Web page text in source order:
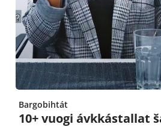
Bargobihtát
10+ vuogi ávkkástallat